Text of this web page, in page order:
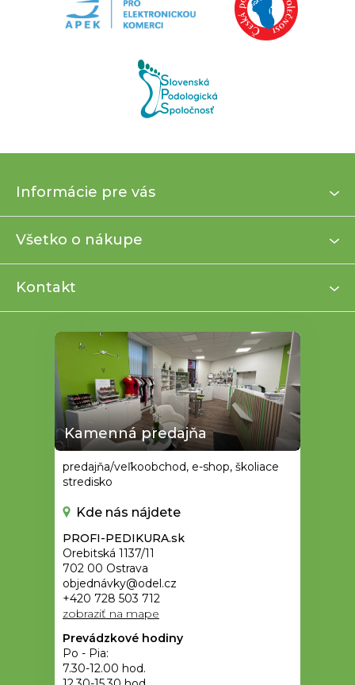
p
t
Informácie pre vás
Všetko o nákupe
Kontakt
Kamenná predajňa
predajňa/veľkoobchod, e-shop, školiace
stredisko
Kde nás nájdete
PROFI-PEDIKURA.sk
Orebitská 1137/11
702 00 Ostrava
objednávky@odel.cz
+420 728 503 712
zobraziť na mape
Prevádzkové hodiny
Po - Pia:
7.30-12.00 hod.